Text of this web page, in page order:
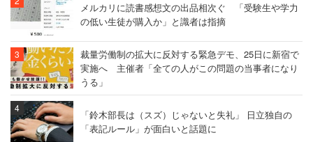
メルカリに読書感想文の出品相次ぐ 「受験生や学力
の低い生徒が購入か」と識者は指摘
裁量労働制の拡大に反対する緊急デモ、25日に新宿で
実施へ 主催者「全ての人がこの問題の当事者になり
うる」
「鈴木部長は（スズ）じゃないと失礼」 日立独自の
「表記ルール」が面白いと話題に